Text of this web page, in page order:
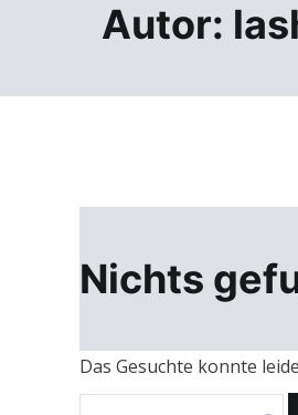
Autor:
Nichts
Das Gesuchte konnte